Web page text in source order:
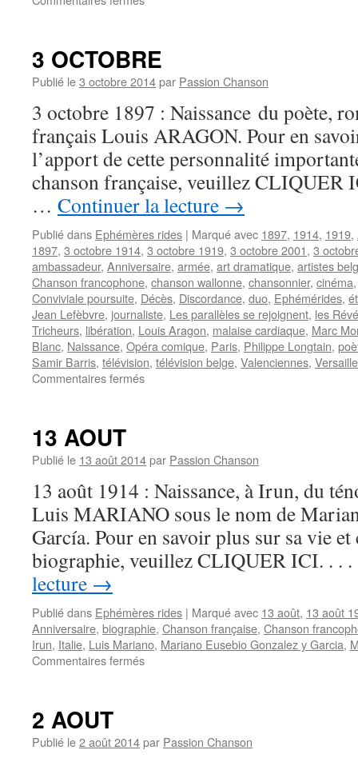
3 OCTOBRE
Publié le3 octobre 2014par Passion Chanson
3 octobre 1897 : Naissance du poète,
français Louis ARAGON. Pour en
l’apport de cette personnalité
chanson française, veuillez
… Continuer la lecture →
Publié dans Ephémères rides | Marqué avec 1897, 1914, 1919,
1897, 3 octobre 1914, 3 octobre 1919, 3 octobre 2001, 3
ambassadeur, Anniversaire, armée, art dramatique, artistes
Chanson francophone, chanson wallonne, chansonnier, cinéma
Conviviale poursuite, Décès, Discordance, duo, Ephémérides,
Jean Lefèbvre, journaliste, Les parallèles se rejoignent, les
Tricheurs, libération, Louis Aragon, malaise cardiaque, Marc
Blanc, Naissance, Opéra comique, Paris, Philippe Longtain,
Samir Barris, télévision, télévision belge, Valenciennes,
Commentaires ferméssur
13 AOUT
Publié le 13 août 2014par Passion Chanson
13 août 1914 : Naissance, à Irun, du
Luis MARIANO sous le nom de
García. Pour en savoir plus sur sa vie et
biographie, veuillez CLIQUER ICI. .
lecture →
Publié dans Ephémères rides | Marqué avec 13 août, 13 août
Anniversaire, biographie, Chanson française, Chanson
Irun, Italie, Luis Mariano, Mariano Eusebio Gonzalez y Garcia,
Commentaires ferméssur
2 AOUT
Publié le2 août 2014par Passion Chanson